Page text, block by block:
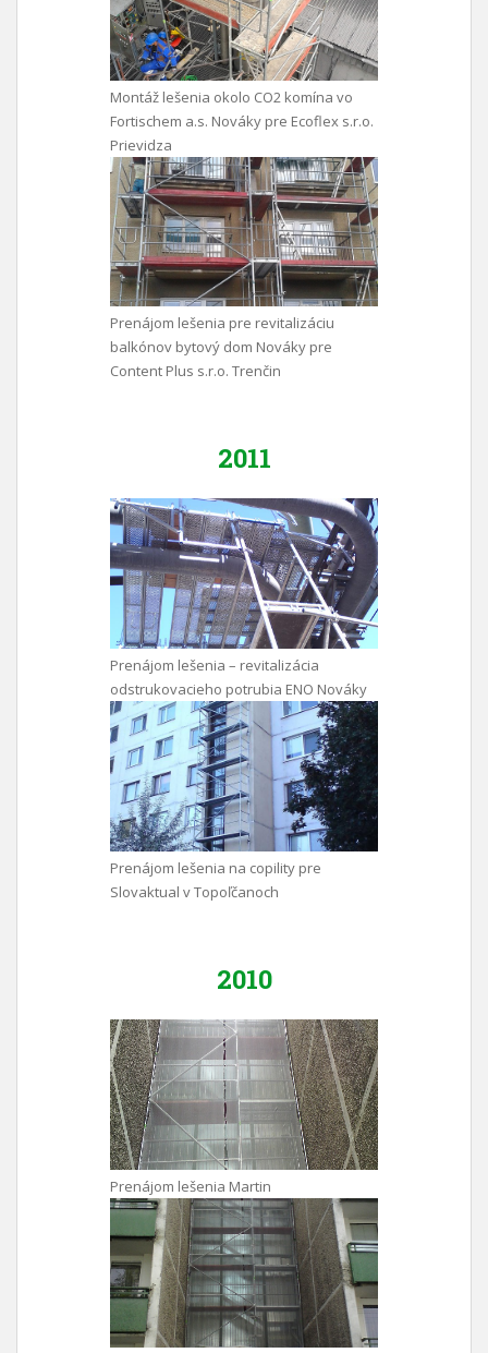
Montáž lešenia okolo CO2 komína vo
Fortischem a.s. Nováky pre Ecoflex s.r.o.
Prievidza
Prenájom lešenia pre revitalizáciu
balkónov bytový dom Nováky pre
Content Plus s.r.o. Trenčin
2011
Prenájom lešenia – revitalizácia
odstrukovacieho potrubia ENO Nováky
Prenájom lešenia na copility pre
Slovaktual v Topoľčanoch
2010
Prenájom lešenia Martin